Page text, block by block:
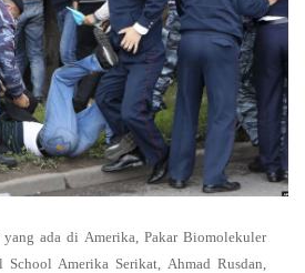
ada di Amerika, Pakar Biomolekuler
Amerika Serikat, Ahmad Rusdan,